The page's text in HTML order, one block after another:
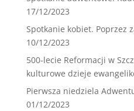
17/12/2023
Spotkanie kobiet. Poprzez
10/12/2023
500-lecie Reformacji w
kulturowe dzieje
Pierwsza niedziela
01/12/2023